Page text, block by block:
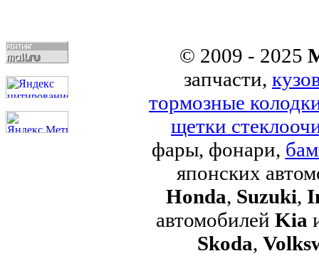
© 2009 - 2025
запчасти,
тормозные
щетки
фары, фонари,
японских
Honda, Suzuki,
автомобилей Kia
Skoda,